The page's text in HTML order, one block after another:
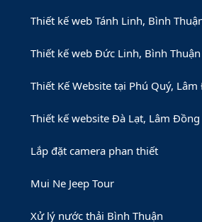
Thiết kế web Tánh Linh, Bình
Thiết kế web Đức Linh, Bình Thuận
Thiết Kế Website tại Phú Quý,
Thiết kế website Đà Lạt, Lâm Đồng
Lắp đặt camera phan thiết
Mui Ne Jeep Tour
Xử lý nước thải Bình Thuận